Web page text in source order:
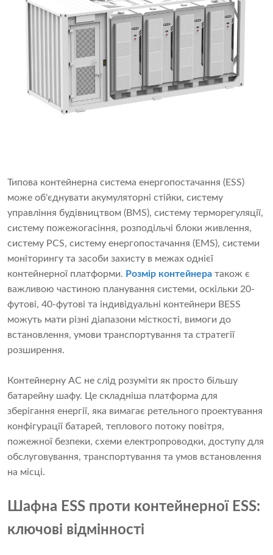
Типова контейнерна система енергопостачання (ESS)
може об'єднувати акумуляторні стійки, систему
управління будівництвом (BMS), систему терморегуляції,
систему пожежогасіння, розподільчі блоки живлення,
систему PCS, систему енергопостачання (EMS), системи
моніторингу та засоби захисту в межах однієї
контейнерної платформи. Розмір контейнера також є
важливою частиною планування системи, оскільки 20-
футові, 40-футові та індивідуальні контейнери BESS
можуть мати різні діапазони місткості, вимоги до
встановлення, умови транспортування та стратегії
розширення.
Контейнерну АС не слід розуміти як просто більшу
батарейну шафу. Це складніша платформа для
зберігання енергії, яка вимагає ретельного проектування
конфігурації батарей, теплового потоку повітря,
пожежної безпеки, схеми електропроводки, доступу для
обслуговування, транспортування та умов встановлення
на місці.
Шафна ESS проти контейнерної ESS:
ключові відмінності